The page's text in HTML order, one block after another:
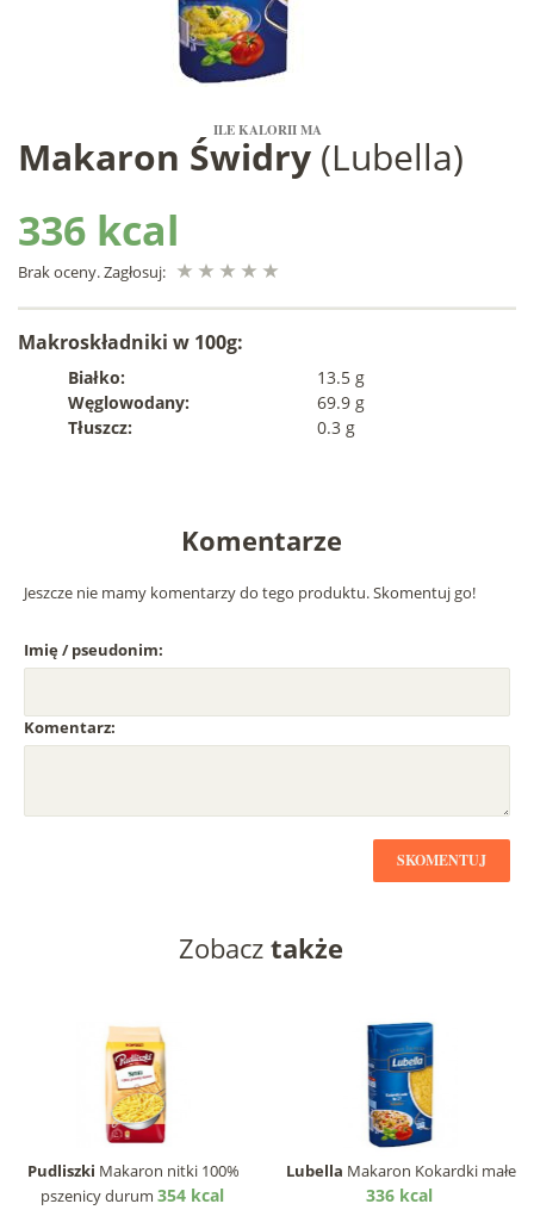
ILE KALORII MA
Makaron Świdry (Lubella)
336 kcal
Brak oceny. Zagłosuj:
Makroskładniki w 100g:
Białko:
13.5 g
Węglowodany:
69.9 g
Tłuszcz:
0.3 g
Komentarze
Jeszcze nie mamy komentarzy do tego produktu. Skomentuj go!
Imię / pseudonim:
Komentarz:
SKOMENTUJ
Zobacz także
Pudliszki Makaron nitki 100%
pszenicy durum 354 kcal
Lubella Makaron Kokardki małe
336 kcal